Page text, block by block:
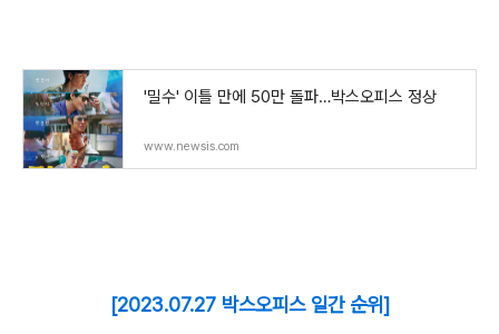
'밀수' 이틀 만에 50만 돌파…박스오피스 정상
www.newsis.com
[2023.07.27 박스오피스 일간 순위]